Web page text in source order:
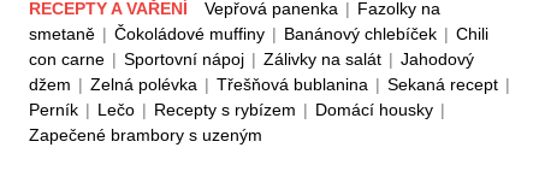
RECEPTY A VAŘENÍ Vepřová panenka | Fazolky na
smetaně | Čokoládové muffiny | Banánový chlebíček | Chili
con carne | Sportovní nápoj | Zálivky na salát | Jahodový
džem | Zelná polévka | Třešňová bublanina | Sekaná recept |
Perník | Lečo | Recepty s rybízem | Domácí housky |
Zapečené brambory s uzeným